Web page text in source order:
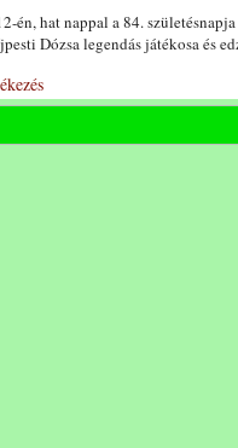
én, hat nappal a 84.
Dózsa legendás játékosa és